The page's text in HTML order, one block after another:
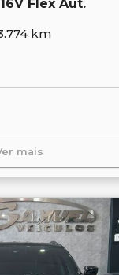
Flex Aut.
km
mais